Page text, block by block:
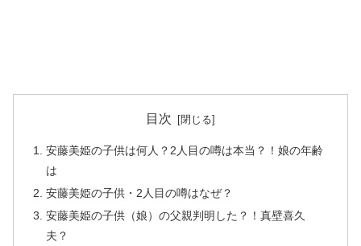
目次
安藤美姫の子供は何人？2人目の噂は本当？！娘の年齢
は
安藤美姫の子供・2人目の噂はなぜ？
安藤美姫の子供（娘）の父親判明した？！真壁喜久
夫？